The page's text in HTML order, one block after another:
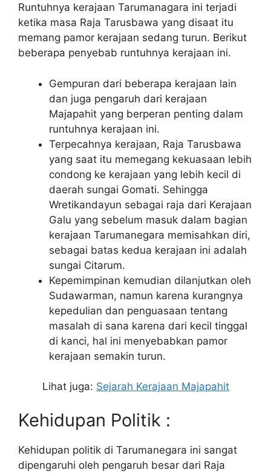
Runtuhnya kerajaan Tarumanagara ini terjadi
ketika masa Raja Tarusbawa yang disaat itu
memang pamor kerajaan sedang turun. Berikut
beberapa penyebab runtuhnya kerajaan ini.
Gempuran dari beberapa kerajaan lain
dan juga pengaruh dari kerajaan
Majapahit yang berperan penting dalam
runtuhnya kerajaan ini.
Terpecahnya kerajaan, Raja Tarusbawa
yang saat itu memegang kekuasaan lebih
condong ke kerajaan yang lebih kecil di
daerah sungai Gomati. Sehingga
Wretikandayun sebagai raja dari Kerajaan
Galu yang sebelum masuk dalam bagian
kerajaan Tarumanegara memisahkan diri,
sebagai batas kedua kerajaan ini adalah
sungai Citarum.
Kepemimpinan kemudian dilanjutkan oleh
Sudawarman, namun karena kurangnya
kepedulian dan penguasaan tentang
masalah di sana karena dari kecil tinggal
di kanci, hal ini menyebabkan pamor
kerajaan semakin turun.
Lihat juga: Sejarah Kerajaan Majapahit
Kehidupan Politik :
Kehidupan politik di Tarumanegara ini sangat
dipengaruhi oleh pengaruh besar dari Raja